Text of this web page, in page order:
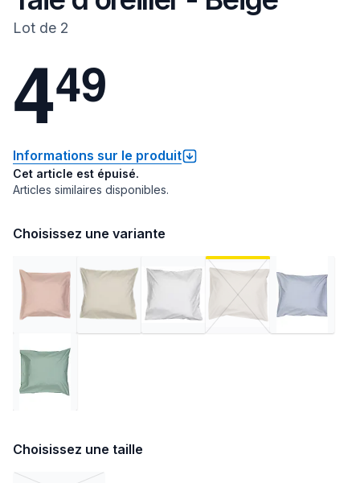
Lot de 2
449
Informations sur le produit
Cet article est épuisé.
Articles similaires disponibles.
Choisissez une variante
Choisissez une taille